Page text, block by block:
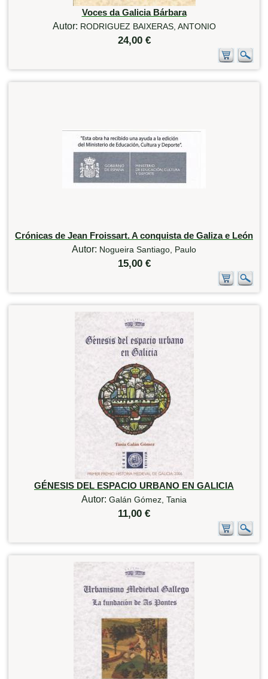
Voces da Galicia Bárbara
Autor: RODRIGUEZ BAIXERAS, ANTONIO
24,00 €
Crónicas de Jean Froissart. A conquista de Galiza e León
Autor: Nogueira Santiago, Paulo
15,00 €
GÉNESIS DEL ESPACIO URBANO EN GALICIA
Autor: Galán Gómez, Tania
11,00 €